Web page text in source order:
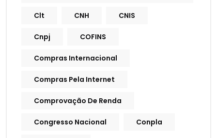
Clt CNH CNIS
Cnpj COFINS
Compras Internacional
Compras Pela Internet
Comprovação De Renda
Congresso Nacional Conpla